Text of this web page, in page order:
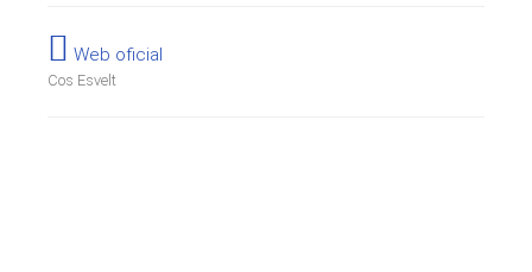
Web oficial
Cos Esvelt